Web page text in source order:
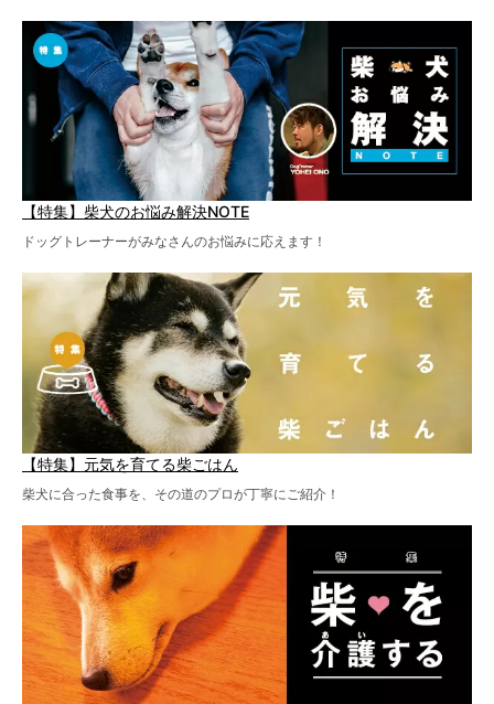
【特集】柴犬のお悩み解決NOTE
ドッグトレーナーがみなさんのお悩みに応えます！
【特集】元気を育てる柴ごはん
柴犬に合った食事を、その道のプロが丁寧にご紹介！